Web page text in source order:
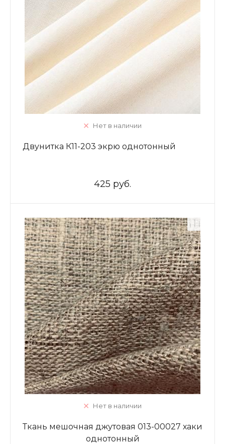
Нет в наличии
Двунитка К11-203 экрю однотонный
425 руб.
Нет в наличии
Ткань мешочная джутовая 013-00027 хаки
однотонный